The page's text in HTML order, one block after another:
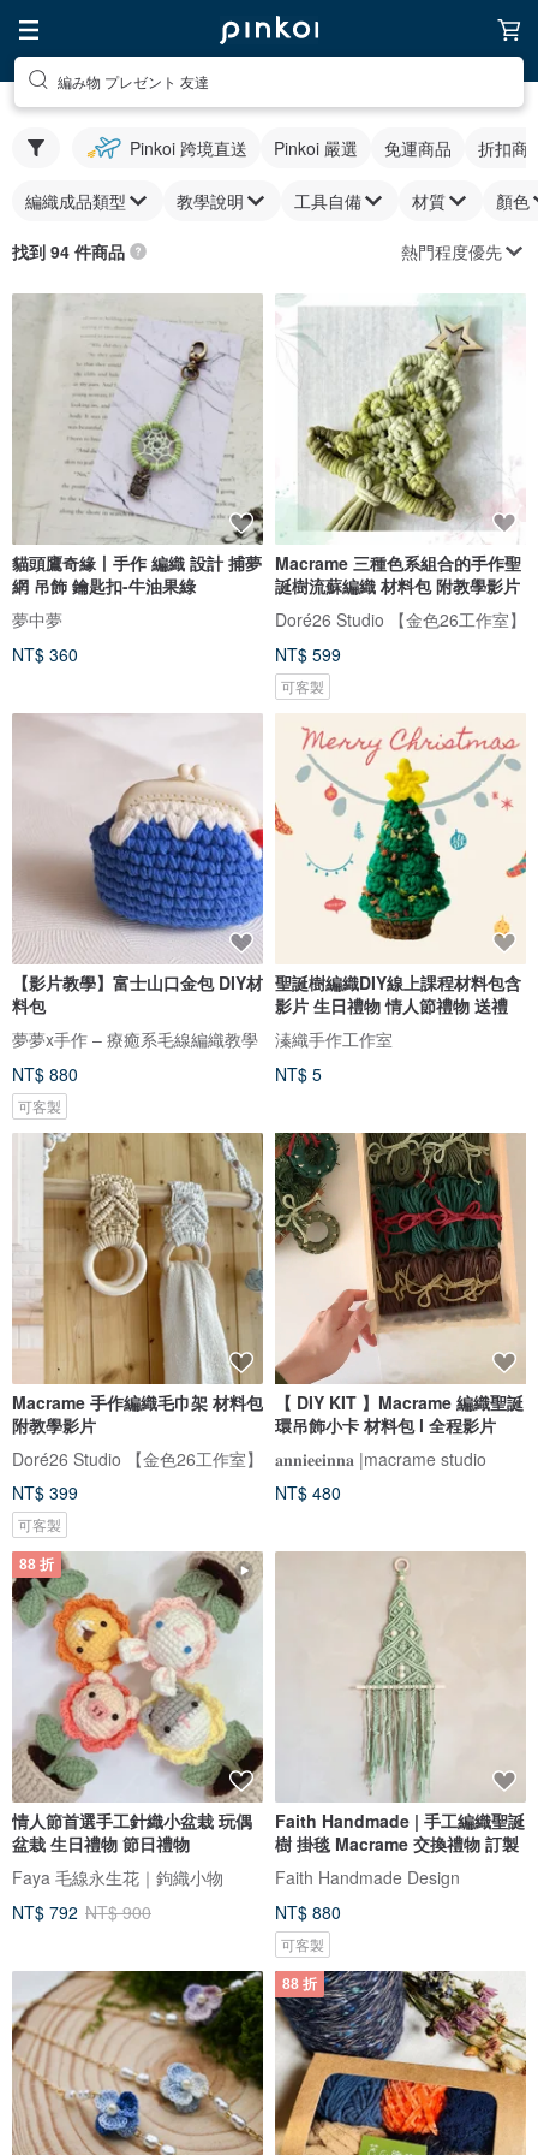
編み物 プレゼント 友達
Pinkoi 跨境直送 Pinkoi 嚴選 免運商品 折扣商
編織成品類型 教學說明 工具自備 材質 顏色
找到 94 件商品 熱門程度優先
貓頭鷹奇緣丨手作 編織 設計 捕夢
網 吊飾 鑰匙扣-牛油果綠
夢中夢
NT$ 360
Macrame 三種色系組合的手作聖
誕樹流蘇編織 材料包 附教學影片
Doré26 Studio 【金色26工作室】
NT$ 599
可客製
【影片教學】富士山口金包 DIY材
料包
夢夢x手作 – 療癒系毛線編織教學
NT$ 880
可客製
聖誕樹編織DIY線上課程材料包含
影片 生日禮物 情人節禮物 送禮
溱織手作工作室
NT$ 5
Macrame 手作編織毛巾架 材料包
附教學影片
Doré26 Studio 【金色26工作室】
NT$ 399
可客製
【 DIY KIT 】Macrame 編織聖誕
環吊飾小卡 材料包 l 全程影片
𝐚𝐧𝐧𝐢𝐞𝐞𝐢𝐧𝐧𝐚 |macrame studio
NT$ 480
88 折
情人節首選手工針織小盆栽 玩偶
盆栽 生日禮物 節日禮物
Faya 毛線永生花｜鉤織小物
NT$ 792 NT$ 900
Faith Handmade | 手工編織聖誕
樹 掛毯 Macrame 交換禮物 訂製
Faith Handmade Design
NT$ 880
可客製
88 折